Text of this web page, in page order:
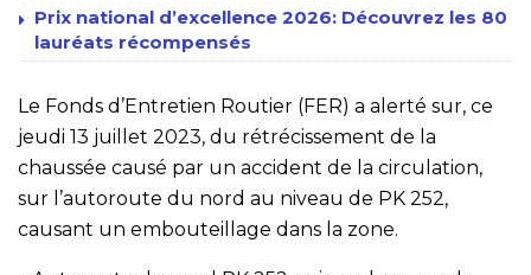
Prix national d’excellence 2026: Découvrez les 80
lauréats récompensés
Le Fonds d’Entretien Routier (FER) a alerté sur, ce
jeudi 13 juillet 2023, du rétrécissement de la
chaussée causé par un accident de la circulation,
sur l’autoroute du nord au niveau de PK 252,
causant un embouteillage dans la zone.